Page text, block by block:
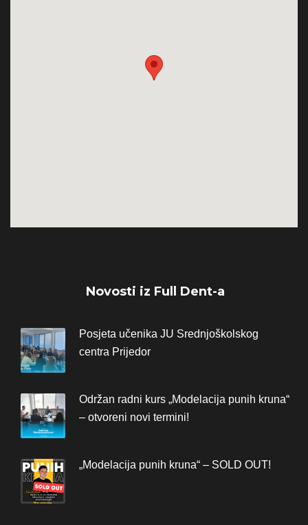
Novosti iz Full Dent-a
Posjeta učenika JU Srednjoškolskog
centra Prijedor
Održan radni kurs „Modelacija punih kruna“
– otvoreni novi termini!
„Modelacija punih kruna“ – SOLD OUT!